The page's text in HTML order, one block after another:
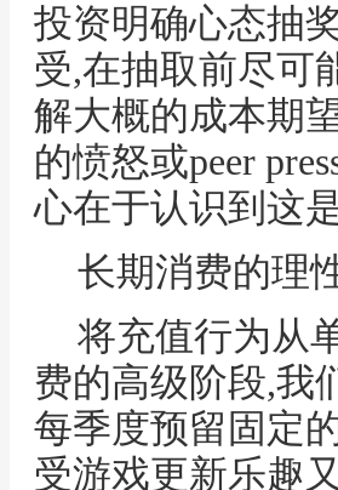
投资明确心态抽
受,在抽取前尽可
解大概的成本期
的愤怒或peer
心在于认识到这
长期消费的理
将充值行为从
费的高级阶段,我
每季度预留固定
受游戏更新乐趣